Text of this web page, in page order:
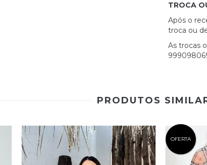
TROCA
Após o
troca ou
As trocas
PRODUTOS
OFERTA